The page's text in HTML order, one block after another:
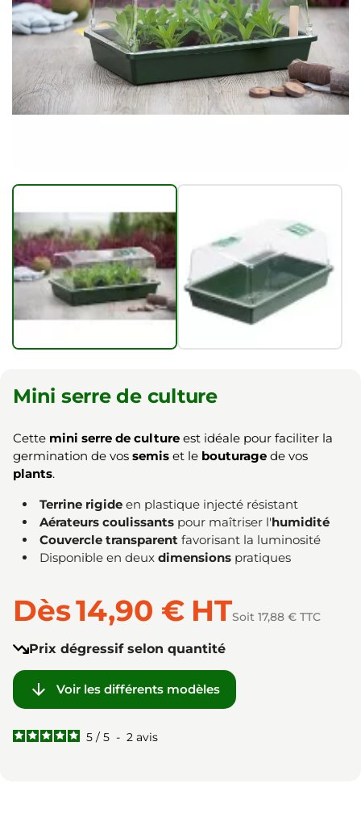
Mini serre de culture
Cette mini serre de culture est idéale pour faciliter la
germination de vos semis et le bouturage de vos
plants.
Terrine rigide en plastique injecté résistant
Aérateurs coulissants pour maîtriser l'humidité
Couvercle transparent favorisant la luminosité
Disponible en deux dimensions pratiques
Dès14,90 € HTSoit 17,88 € TTC
Prix dégressif selon quantité
 Voir les différents modèles
5 / 5 - 2 avis